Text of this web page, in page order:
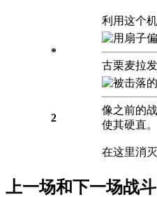
利用这个
*
古栗麦拉
2
像之前的
使其硬直。
在这里消
上一场和下一场战斗